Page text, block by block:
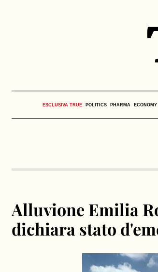
ESCLUSIVA TRUE POLITICS PHARMA ECONOMY
Alluvione Emilia
dichiara stato